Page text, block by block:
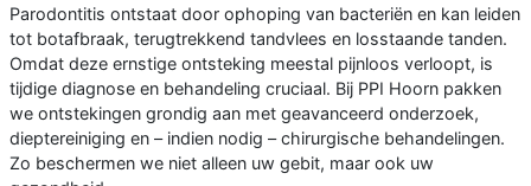
Parodontitis ontstaat door ophoping van bacteriën en kan leiden
tot botafbraak, terugtrekkend tandvlees en losstaande tanden.
Omdat deze ernstige ontsteking meestal pijnloos verloopt, is
tijdige diagnose en behandeling cruciaal. Bij PPI Hoorn pakken
we ontstekingen grondig aan met geavanceerd onderzoek,
dieptereiniging en – indien nodig – chirurgische behandelingen.
Zo beschermen we niet alleen uw gebit, maar ook uw